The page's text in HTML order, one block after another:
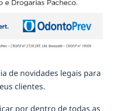
de novidades legais para
clientes.
por dentro de todas as